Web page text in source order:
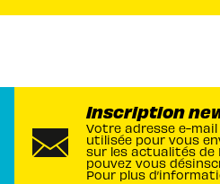
Inscription
Votre adresse e-
utilisée pour vous
sur les actualités de
pouvez vous
Pour plus